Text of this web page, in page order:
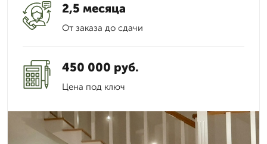
2,5 месяца
От заказа до сдачи
450 000 руб.
Цена под ключ